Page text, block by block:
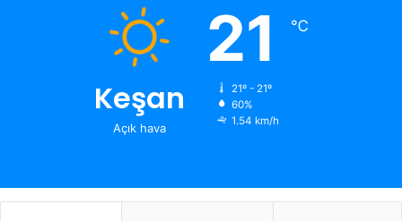
Keşan
Açık hava
21 ℃
21º - 21º
60%
1.54 km/h